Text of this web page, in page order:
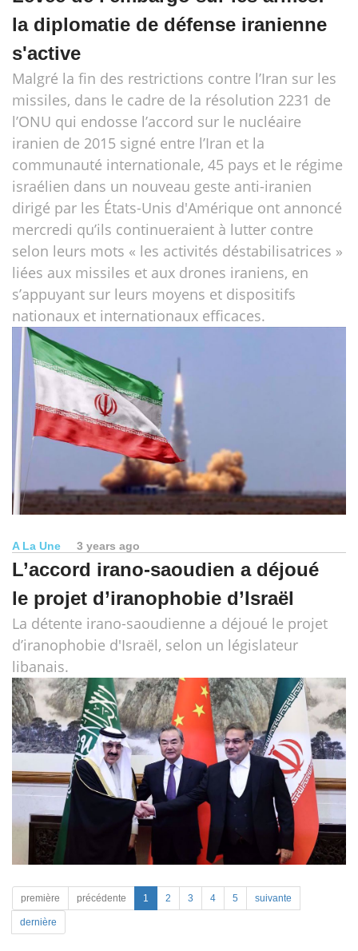
la diplomatie de défense iranienne
s'active
Malgré la fin des restrictions contre l’Iran sur les
missiles, dans le cadre de la résolution 2231 de
l’ONU qui endosse l’accord sur le nucléaire
iranien de 2015 signé entre l’Iran et la
communauté internationale, 45 pays et le régime
israélien dans un nouveau geste anti-iranien
dirigé par les États-Unis d'Amérique ont annoncé
mercredi qu’ils continueraient à lutter contre
selon leurs mots « les activités déstabilisatrices »
liées aux missiles et aux drones iraniens, en
s’appuyant sur leurs moyens et dispositifs
nationaux et internationaux efficaces.
A La Une 3 years ago
L’accord irano-saoudien a déjoué
le projet d’iranophobie d’Israël
La détente irano-saoudienne a déjoué le projet
d’iranophobie d'Israël, selon un législateur
libanais.
première précédente 1 2 3 4 5 suivante
dernière